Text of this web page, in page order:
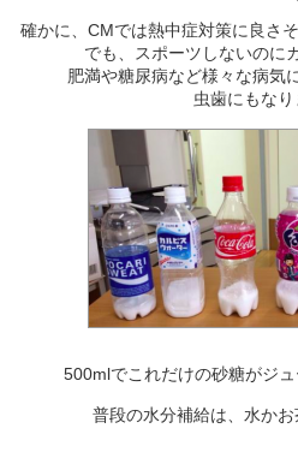
確かに、CMでは熱中症対策に良さ
でも、スポーツしないのに
肥満や糖尿病など様々な病気
虫歯にもなり
500mlでこれだけの砂糖がジ
普段の水分補給は、水かお